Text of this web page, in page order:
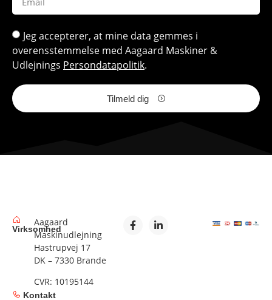
Jeg accepterer, at mine data gemmes i
overensstemmelse med Aagaard Maskiner &
Udlejnings Persondatapolitik.
Tilmeld dig
Virksomhed
Aagaard
Maskinudlejning
Hastrupvej 17
DK – 7330 Brande
CVR: 10195144
Kontakt